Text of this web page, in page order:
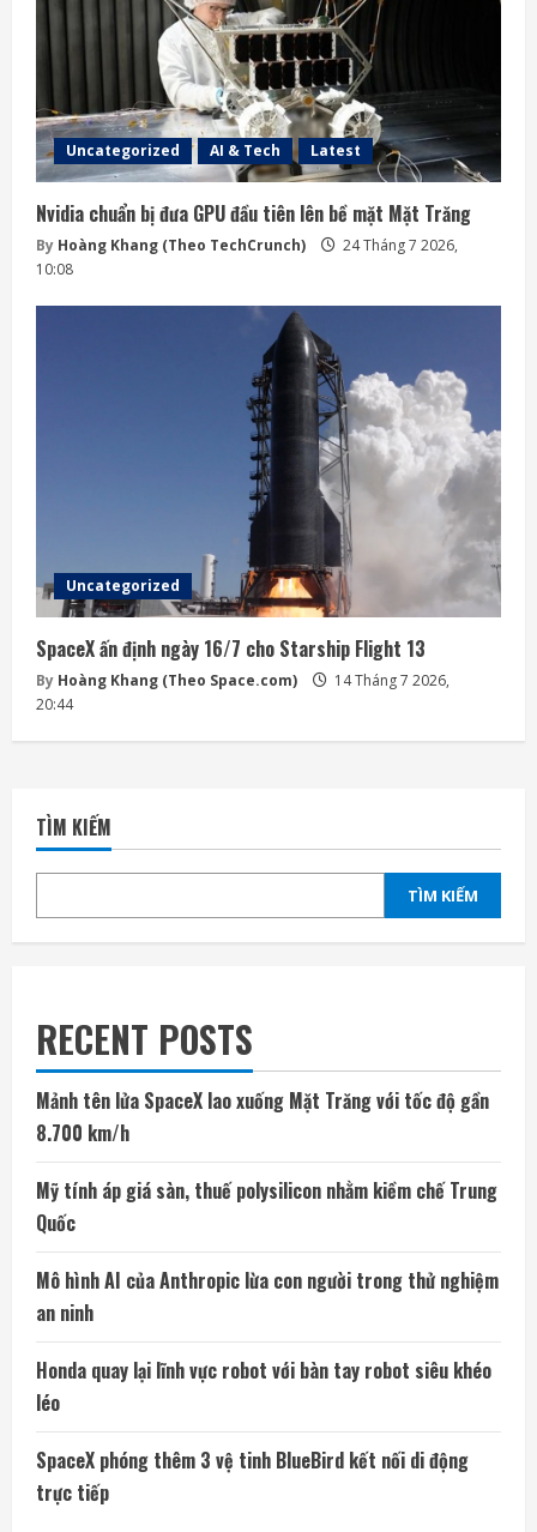
Uncategorized AI & Tech Latest
Nvidia chuẩn bị đưa GPU đầu tiên lên bề mặt Mặt Trăng
By Hoàng Khang (Theo TechCrunch)
24 Tháng 7 2026,
10:08
Uncategorized
SpaceX ấn định ngày 16/7 cho Starship Flight 13
By Hoàng Khang (Theo Space.com)
14 Tháng 7 2026,
20:44
TÌM KIẾM
TÌM KIẾM
RECENT POSTS
Mảnh tên lửa SpaceX lao xuống Mặt Trăng với tốc độ gần
8.700 km/h
Mỹ tính áp giá sàn, thuế polysilicon nhằm kiềm chế Trung
Quốc
Mô hình AI của Anthropic lừa con người trong thử nghiệm
an ninh
Honda quay lại lĩnh vực robot với bàn tay robot siêu khéo
léo
SpaceX phóng thêm 3 vệ tinh BlueBird kết nối di động
trực tiếp